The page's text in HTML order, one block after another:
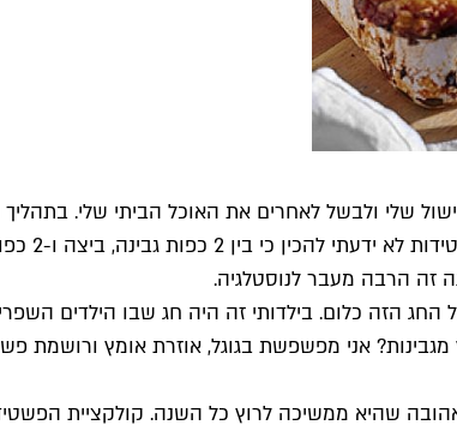
שלי ולבשל לאחרים את האוכל הביתי שלי.
זה הרבה מעבר לנוסטלגיה.
הזה כלום. בילדותי זה היה חג שבו הילדים
אני מפשפשת בגוגל, אוזרת אומץ ורושמת